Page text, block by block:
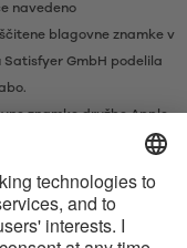
navedeno
blagovne znamke v
Satisfyer GmbH podelila
znamke družbe Apple
znamki družbe
varumärken tillhörande
är varumärken som